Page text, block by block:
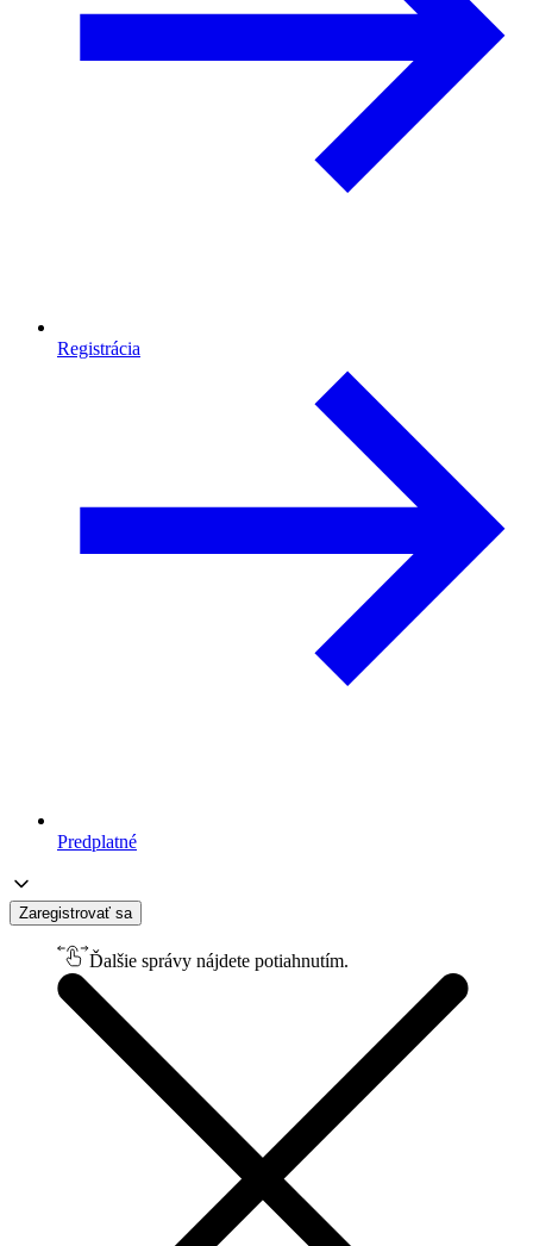
Registrácia
Predplatné
Zaregistrovať sa
Ďalšie správy nájdete potiahnutím.